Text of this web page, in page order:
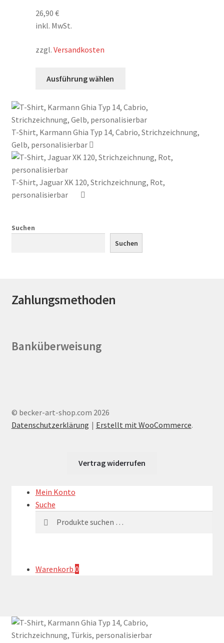
26,90 €
inkl. MwSt.
zzgl. Versandkosten
Ausführung wählen
mehrere
Varianten
auf.
Optionen
auf
werden
T-Shirt, Karmann Ghia Typ 14, Cabrio, Strichzeichnung,
Gelb, personalisierbar
T-Shirt, Jaguar XK 120, Strichzeichnung, Rot,
personalisierbar
Suchen
Suchen
Zahlungsmethoden
Banküberweisung
© becker-art-shop.com 2026
Datenschutzerklärung
Erstellt mit WooCommerce.
Vertrag widerrufen
Mein Konto
Suche
nach:
Warenkorb 0